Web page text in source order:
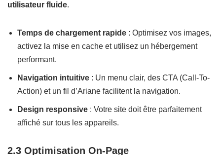
utilisateur fluide.
Temps de chargement rapide : Optimisez vos images,
activez la mise en cache et utilisez un hébergement
performant.
Navigation intuitive : Un menu clair, des CTA (Call-To-
Action) et un fil d’Ariane facilitent la navigation.
Design responsive : Votre site doit être parfaitement
affiché sur tous les appareils.
2.3 Optimisation On-Page